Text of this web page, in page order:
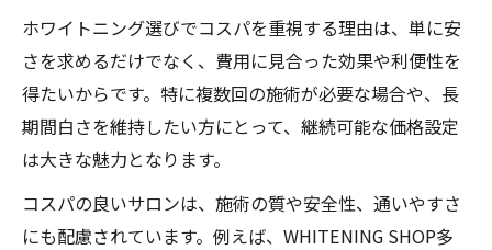
ホワイトニング選びでコスパを重視する理由は、単に安
さを求めるだけでなく、費用に見合った効果や利便性を
得たいからです。特に複数回の施術が必要な場合や、長
期間白さを維持したい方にとって、継続可能な価格設定
は大きな魅力となります。
コスパの良いサロンは、施術の質や安全性、通いやすさ
にも配慮されています。例えば、WHITENING SHOP多